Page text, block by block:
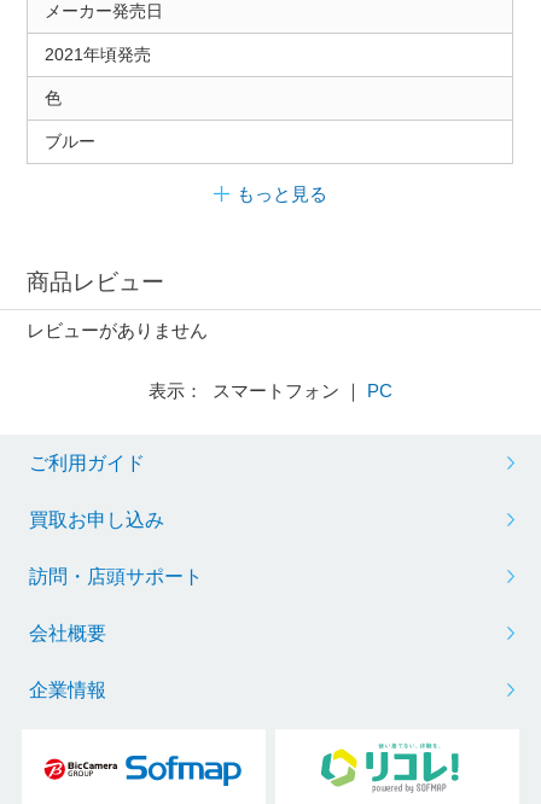
メーカー発売日
2021年頃発売
色
ブルー
もっと見る
商品レビュー
レビューがありません
表示： スマートフォン ｜ PC
ご利用ガイド
買取お申し込み
訪問・店頭サポート
会社概要
企業情報